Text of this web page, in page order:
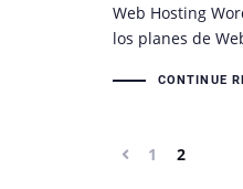
Web Hosting
los planes de
CONTINUE
1 2